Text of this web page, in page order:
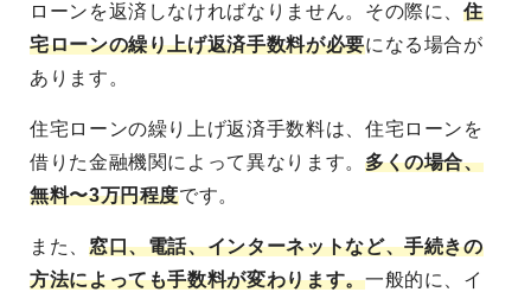
ローンを返済しなければなりません。その際に、住
宅ローンの繰り上げ返済手数料が必要になる場合が
あります。
住宅ローンの繰り上げ返済手数料は、住宅ローンを
借りた金融機関によって異なります。 多くの場合、
無料〜3万円程度です。
また、 窓口、電話、インターネットなど、手続きの
方法によっても手数料が変わります。一般的に、イ